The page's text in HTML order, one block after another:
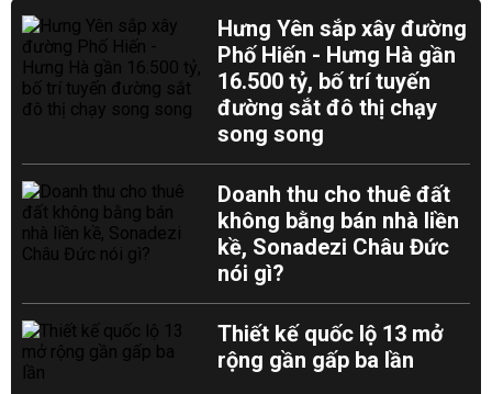
Hưng Yên sắp xây đường
Phố Hiến - Hưng Hà gần
16.500 tỷ, bố trí tuyến
đường sắt đô thị chạy
song song
Doanh thu cho thuê đất
không bằng bán nhà liền
kề, Sonadezi Châu Đức
nói gì?
Thiết kế quốc lộ 13 mở
rộng gần gấp ba lần